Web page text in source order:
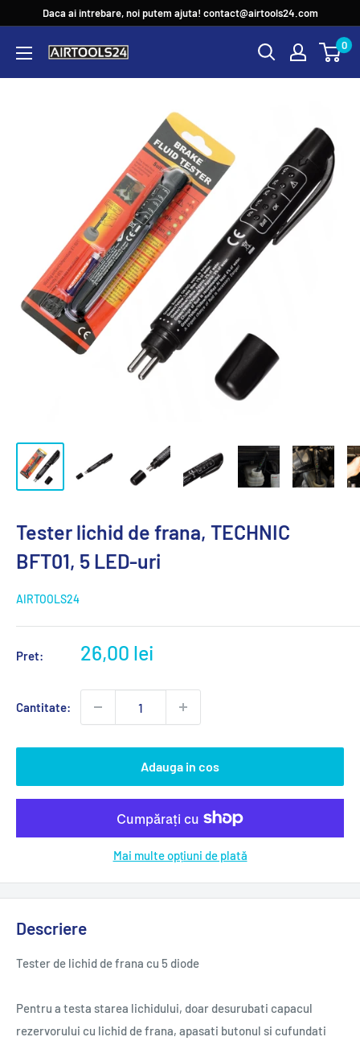
continut
Daca ai intrebare, noi putem ajuta! contact@airtools24.com
Airtools24
0
Tester lichid de frana, TECHNIC
BFT01, 5 LED-uri
AIRTOOLS24
Pret:
Pret
vanzare:
26,00 lei
Cantitate:
Adauga in cos
Mai multe opțiuni de plată
Descriere
Tester de lichid de frana cu 5 diode
Pentru a testa starea lichidului, doar desurubati capacul
rezervorului cu lichid de frana, apasati butonul si cufundati